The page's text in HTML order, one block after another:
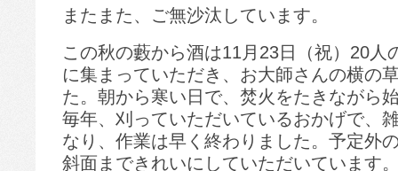
またまた、ご無沙汰しています。
この秋の藪から酒は11月23日（祝）20人
に集まっていただき、お大師さんの横の
た。朝から寒い日で、焚火をたきながら
毎年、刈っていただいているおかげで、
なり、作業は早く終わりました。予定外
斜面まできれいにしていただいています